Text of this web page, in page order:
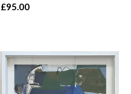
£95.00